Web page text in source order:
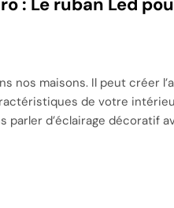
nos maisons. Il peut créer
de votre
parler d’éclairage décoratif